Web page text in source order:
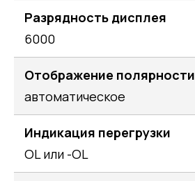
Разрядность дисплея
6000
Отображение полярности
автоматическое
Индикация перегрузки
OL или -OL